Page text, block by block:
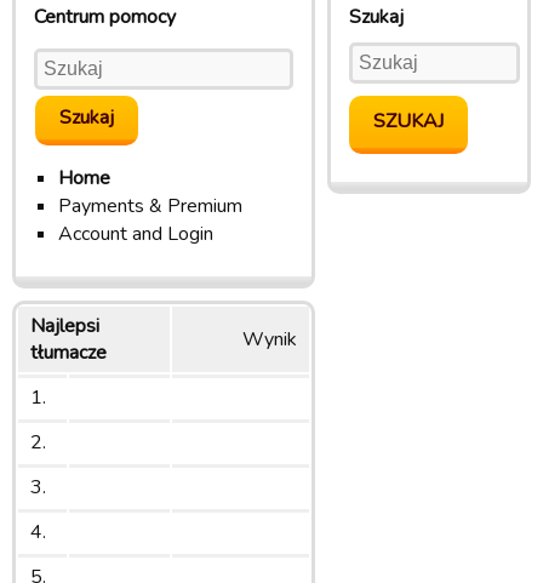
Centrum pomocy
Home
Payments & Premium
Account and Login
Najlepsi
tłumacze
Wynik
1.
2.
3.
4.
5.
Szukaj